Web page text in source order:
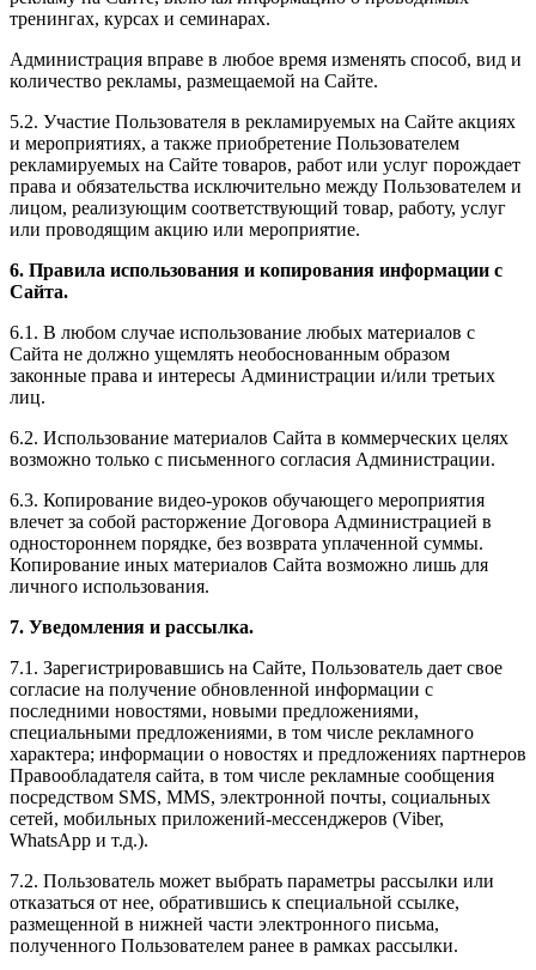
тренингах, курсах и семинарах.
Администрация вправе в любое время изменять способ, вид и
количество рекламы, размещаемой на Сайте.
5.2. Участие Пользователя в рекламируемых на Сайте акциях
и мероприятиях, а также приобретение Пользователем
рекламируемых на Сайте товаров, работ или услуг порождает
права и обязательства исключительно между Пользователем и
лицом, реализующим соответствующий товар, работу, услуг
или проводящим акцию или мероприятие.
6. Правила использования и копирования информации с
Сайта.
6.1. В любом случае использование любых материалов с
Сайта не должно ущемлять необоснованным образом
законные права и интересы Администрации и/или третьих
лиц.
6.2. Использование материалов Сайта в коммерческих целях
возможно только с письменного согласия Администрации.
6.3. Копирование видео-уроков обучающего мероприятия
влечет за собой расторжение Договора Администрацией в
одностороннем порядке, без возврата уплаченной суммы.
Копирование иных материалов Сайта возможно лишь для
личного использования.
7. Уведомления и рассылка.
7.1. Зарегистрировавшись на Сайте, Пользователь дает свое
согласие на получение обновленной информации с
последними новостями, новыми предложениями,
специальными предложениями, в том числе рекламного
характера; информации о новостях и предложениях партнеров
Правообладателя сайта, в том числе рекламные сообщения
посредством SMS, MMS, электронной почты, социальных
сетей, мобильных приложений-мессенджеров (Viber,
WhatsApp и т.д.).
7.2. Пользователь может выбрать параметры рассылки или
отказаться от нее, обратившись к специальной ссылке,
размещенной в нижней части электронного письма,
полученного Пользователем ранее в рамках рассылки.